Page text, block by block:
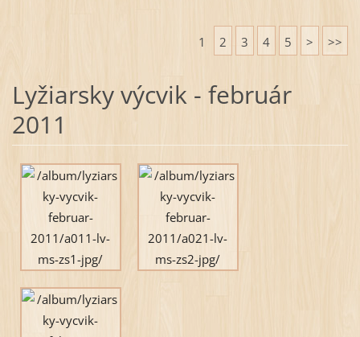
1 2 3 4 5 > >>
Lyžiarsky výcvik - február
2011